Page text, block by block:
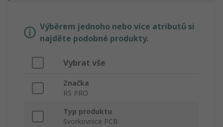
Výběrem jednoho nebo více atributů si
najděte podobné produkty.
Vybrat vše
Značka
RS PRO
Typ produktu
Svorkovnice PCB